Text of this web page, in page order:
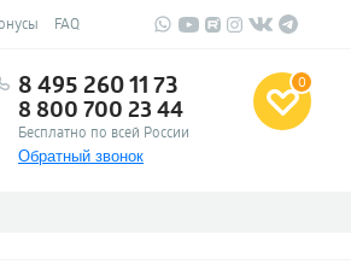
FAQ
8 495 260 11 73
8 800 700 23 44
Бесплатно по всей России
Обратный звонок
0